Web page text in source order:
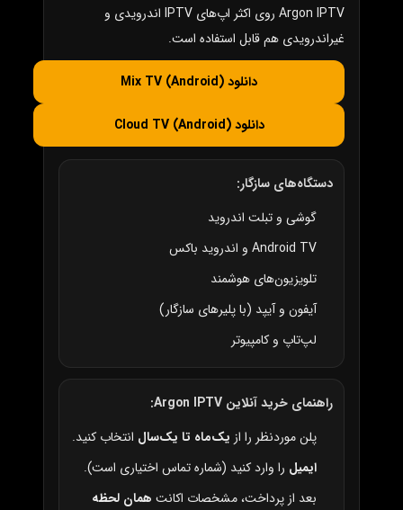
Argon IPTV روی اکثر اپ‌های IPTV اندرویدی و
غیراندرویدی هم قابل استفاده است.
دانلود Mix TV (Android)
دانلود Cloud TV (Android)
دستگاه‌های سازگار:
گوشی و تبلت اندروید
Android TV و اندروید باکس
تلویزیون‌های هوشمند
آیفون و آیپد (با پلیرهای سازگار)
لپ‌تاپ و کامپیوتر
راهنمای خرید آنلاین Argon IPTV:
پلن موردنظر را از یک‌ماه تا یک‌سال انتخاب کنید.
ایمیل را وارد کنید (شماره تماس اختیاری است).
بعد از پرداخت، مشخصات اکانت همان لحظه